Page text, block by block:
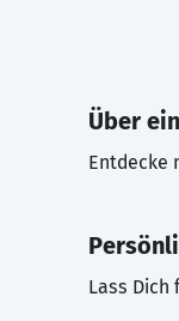
Über
Entdecke
Lass Dich